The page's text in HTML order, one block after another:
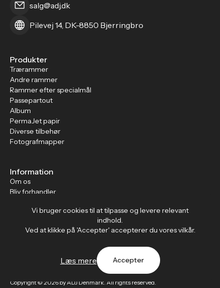
Vi bruger cookies til at tilpasse og levere relevant
indhold.
Ved at klikke på 'Accepter' accepterer du vores vilkår.
Læs mere Accepter
salg@adj.dk
Pilevej 14, DK-8850 Bjerringbro
Produkter
Trærammer
Andre rammer
Rammer efter specialmål
Passepartout
Album
PermaJet papir
Diverse tilbehør
Fotografmapper
Information
Om os
Bliv forhandler
Forhandler / B2B
Copyright © 2026 by ADJ Denmark. All rights reserved.